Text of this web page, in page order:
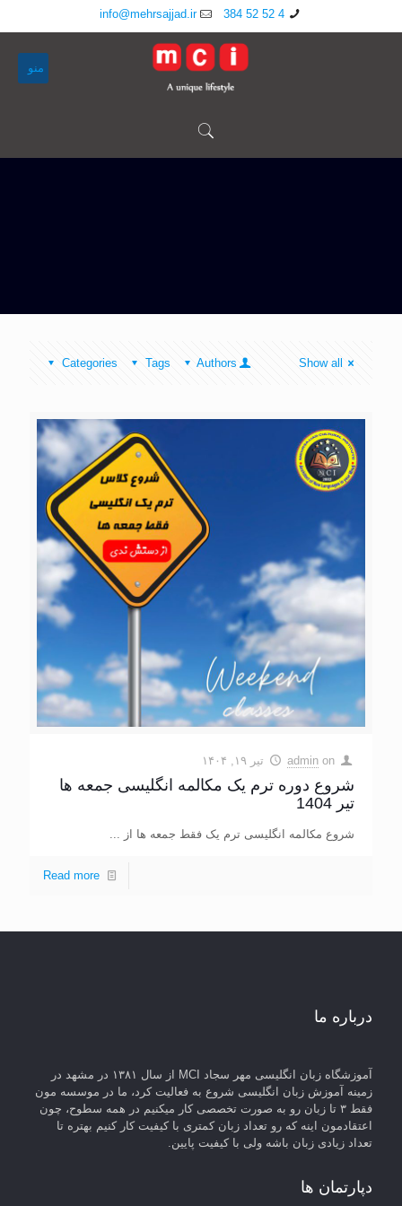
4 52 52 384
info@mehrsajjad.ir
منو
Categories Tags Authors Show all
admin on تیر ۱۹, ۱۴۰۴
شروع دوره ترم یک مکالمه انگلیسی جمعه ها
تیر 1404
شروع مکالمه انگلیسی ترم یک فقط جمعه ها از ...
Read more
درباره ما
آموزشگاه زبان انگلیسی مهر سجاد MCI از سال ۱۳۸۱ در مشهد در
زمینه آموزش زبان انگلیسی شروع به فعالیت کرد، ما در موسسه مون
فقط ۳ تا زبان رو به صورت تخصصی کار میکنیم در همه سطوح، چون
اعتقادمون اینه که رو تعداد زبان کمتری با کیفیت کار کنیم بهتره تا
تعداد زیادی زبان باشه ولی با کیفیت پایین.
دپارتمان ها